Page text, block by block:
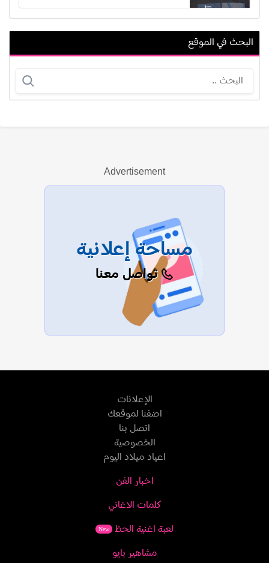
البحث في الموقع
Advertisement
مساحة إعلانية
تواصل معنا
الإعلانات
اضفنا لموقعك
اتصل بنا
الخصوصية
اعياد ميلاد اليوم
اخبار الفن
كلمات الاغاني
لعبة اغنية الحظ New
مشاهير بايو